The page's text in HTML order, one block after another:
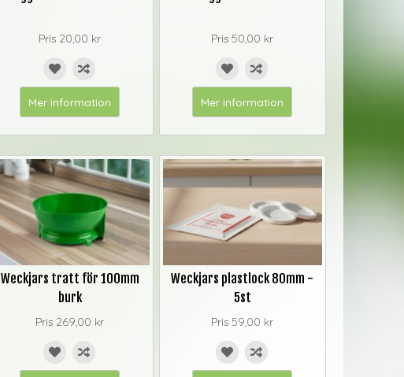
Pris 20,00 kr
Mer information
Pris 50,00 kr
Mer information
Weckjars tratt för 100mm
burk
Pris 269,00 kr
Weckjars plastlock 80mm -
5st
Pris 59,00 kr